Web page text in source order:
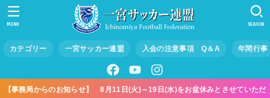
カテゴリー 一宮サッカー連盟 入会の注意事項 Q＆A 年間行事
SEARCH
MENU
【事務局からのお知らせ】 8月11日(火)～19日(水)をお盆休みとさせていただ